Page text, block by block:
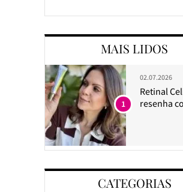
MAIS LIDOS
02.07.2026
Retinal
resenha
1
CATEGORIAS